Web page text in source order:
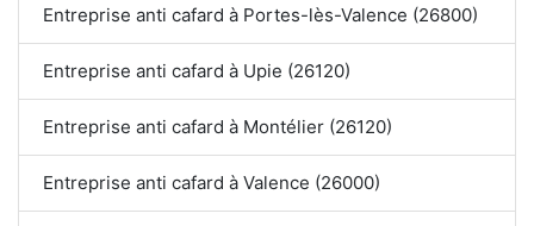
Entreprise anti cafard à Portes-lès-Valence (26800)
Entreprise anti cafard à Upie (26120)
Entreprise anti cafard à Montélier (26120)
Entreprise anti cafard à Valence (26000)